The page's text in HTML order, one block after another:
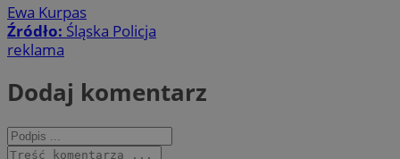
Ewa Kurpas
Źródło: Śląska Policja
reklama
Dodaj komentarz